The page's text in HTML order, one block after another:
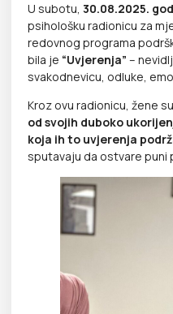
U subotu, 30.08.2025.
psihološku radionicu za
redovnog programa
bila je “Uvjerenja” –
svakodnevicu, odluke,
Kroz ovu radionicu, žene
od svojih duboko
koja ih to uvjerenja
sputavaju da ostvare puni